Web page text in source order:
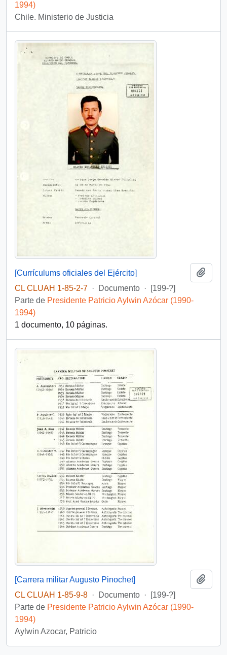
1994)
Chile. Ministerio de Justicia
[Currículums oficiales del Ejército]
CL CLUAH 1-85-2-7 · Documento ·
[199-?]
Parte de Presidente Patricio Aylwin Azócar (1990-
1994)
1 documento, 10 páginas.
[Carrera militar Augusto Pinochet]
CL CLUAH 1-85-9-8 · Documento ·
[199-?]
Parte de Presidente Patricio Aylwin Azócar (1990-
1994)
Aylwin Azocar, Patricio